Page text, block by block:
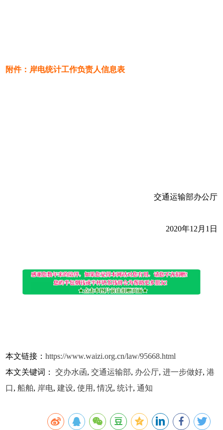
附件：岸电统计工作负责人信息表
交通运输部办公厅
2020年12月1日
本文链接：https://www.waizi.org.cn/law/95668.html
本文关键词：交办水函,交通运输部, 办公厅,进一步做好,港
口,船舶, 岸电,建设,使用 ,情况,统计,通知